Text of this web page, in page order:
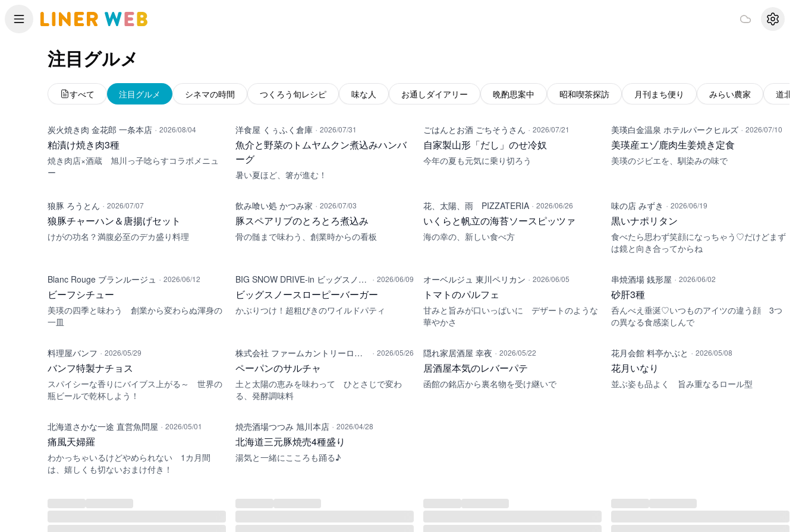
メニュー 設定
注目グルメ
すべて 注目グルメ シネマの時間 つくろう旬レシピ 味な人 お通しダイアリー 晩酌思案中 昭和喫茶探訪 月刊まち便り みらい農家 道北
炭火焼き肉 金花郎 一条本店 · 2026/08/04
粕漬け焼き肉3種
焼き肉店×酒蔵 旭川っ子唸らすコラボメニュ
ー
洋食屋 くぅふく倉庫 · 2026/07/31
魚介と野菜のトムヤムクン煮込みハンバ
ーグ
暑い夏ほど、箸が進む！
ごはんとお酒 ごちそうさん · 2026/07/21
自家製山形「だし」のせ冷奴
今年の夏も元気に乗り切ろう
美瑛白金温泉 ホテルパークヒルズ · 2026/07/10
美瑛産エゾ鹿肉生姜焼き定食
美瑛のジビエを、馴染みの味で
狼豚 ろうとん · 2026/07/07
狼豚チャーハン＆唐揚げセット
けがの功名？満腹必至のデカ盛り料理
飲み喰い処 かつみ家 · 2026/07/03
豚スペアリブのとろとろ煮込み
骨の髄まで味わう、創業時からの看板
花、太陽、雨 PIZZATERIA · 2026/06/26
いくらと帆立の海苔ソースピッツァ
海の幸の、新しい食べ方
味の店 みずき · 2026/06/19
黒いナポリタン
食べたら思わず笑顔になっちゃう♡だけどまず
は鏡と向き合ってからね
Blanc Rouge ブランルージュ · 2026/06/12
ビーフシチュー
美瑛の四季と味わう 創業から変わらぬ渾身の
一皿
BIG SNOW DRIVE-in ビッグスノードライブイン · 2026/06/09
ビッグスノースローピーバーガー
かぶりつけ！超粗びきのワイルドパティ
オーベルジュ 東川ペリカン · 2026/06/05
トマトのパルフェ
甘みと旨みが口いっぱいに デザートのような
華やかさ
串焼酒場 銭形屋 · 2026/06/02
砂肝3種
呑んべえ垂涎♡いつものアイツの違う顔 3つ
の異なる食感楽しんで
料理屋バンフ · 2026/05/29
バンフ特製ナチョス
スパイシーな香りにバイブス上がる～ 世界の
瓶ビールで乾杯しよう！
株式会社 ファームカントリーロード · 2026/05/26
ペーパンのサルチャ
土と太陽の恵みを味わって ひとさじで変わ
る、発酵調味料
隠れ家居酒屋 幸夜 · 2026/05/22
居酒屋本気のレバーパテ
函館の銘店から裏名物を受け継いで
花月会館 料亭かぶと · 2026/05/08
花月いなり
並ぶ姿も品よく 旨み重なるロール型
北海道さかな一途 直営魚問屋 · 2026/05/01
痛風天婦羅
わかっちゃいるけどやめられない 1カ月間
は、嬉しくも切ないおまけ付き！
焼売酒場つつみ 旭川本店 · 2026/04/28
北海道三元豚焼売4種盛り
湯気と一緒にこころも踊る♪